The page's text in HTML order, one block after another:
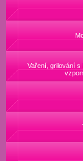
Vaření, grilování s